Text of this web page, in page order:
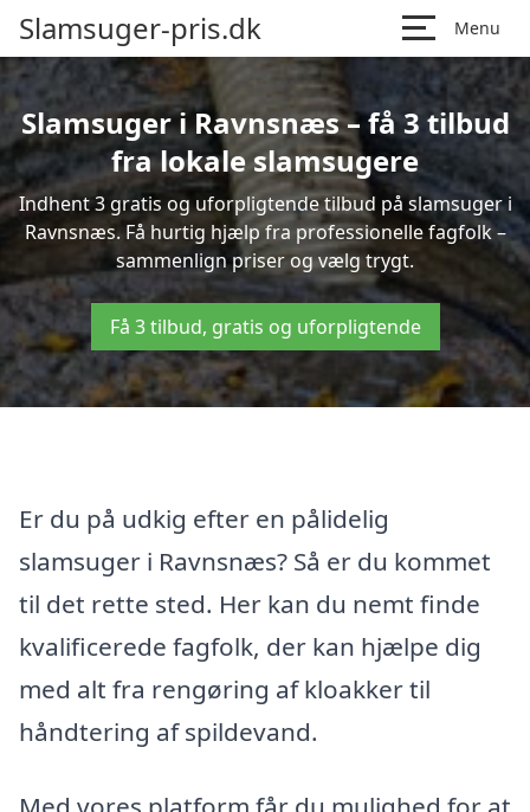
Slamsuger-pris.dk Menu
Slamsuger i Ravnsnæs – få 3 tilbud
fra lokale slamsugere
Indhent 3 gratis og uforpligtende tilbud på slamsuger i
Ravnsnæs. Få hurtig hjælp fra professionelle fagfolk –
sammenlign priser og vælg trygt.
Få 3 tilbud, gratis og uforpligtende
Er du på udkig efter en pålidelig
slamsuger i Ravnsnæs? Så er du kommet
til det rette sted. Her kan du nemt finde
kvalificerede fagfolk, der kan hjælpe dig
med alt fra rengøring af kloakker til
håndtering af spildevand.